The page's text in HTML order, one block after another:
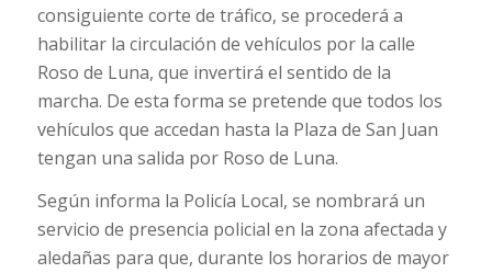
consiguiente corte de tráfico, se procederá a
habilitar la circulación de vehículos por la calle
Roso de Luna, que invertirá el sentido de la
marcha. De esta forma se pretende que todos los
vehículos que accedan hasta la Plaza de San Juan
tengan una salida por Roso de Luna.
Según informa la Policía Local, se nombrará un
servicio de presencia policial en la zona afectada y
aledañas para que, durante los horarios de mayor